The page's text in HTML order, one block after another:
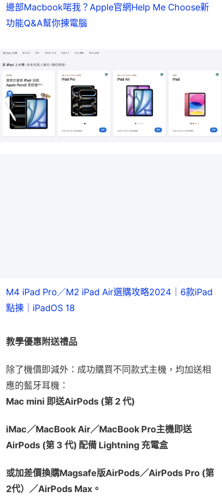
邊部Macbook啱我？Apple官網Help Me Choose新
功能Q&A幫你揀電腦
M4 iPad Pro／M2 iPad Air選購攻略2024｜6款iPad
點揀｜iPadOS 18
教學優惠附送禮品
除了機價即減外：成功購買不同款式主機，均加送相
應的藍牙耳機：
Mac mini 即送AirPods (第 2 代)
iMac／MacBook Air／MacBook Pro主機即送
AirPods (第 3 代) 配備 Lightning 充電盒
或加差價換購Magsafe版AirPods／AirPods Pro (第
2代）／AirPods Max。